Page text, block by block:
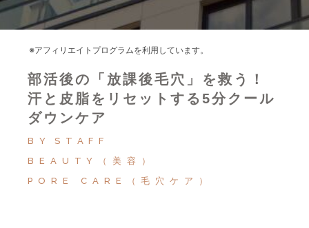
部活後の「放課後毛穴」を救う！
汗と皮脂をリセットする5分クール
ダウンケア
BY
STAFF
BEAUTY（美容）
PORE CARE（毛穴ケア）
※アフィリエイトプログラムを利用しています。